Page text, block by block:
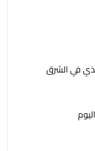
100 رئيس تنفيذي في الشرق